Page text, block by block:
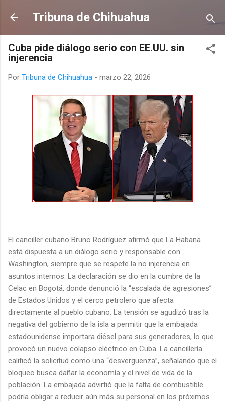
Ir al contenido principal
Tribuna de Chihuahua
Cuba pide diálogo serio con EE.UU. sin
injerencia
Por Tribuna de Chihuahua - marzo 22, 2026
El canciller cubano Bruno Rodríguez afirmó que La Habana
está dispuesta a un diálogo serio y responsable con
Washington, siempre que se respete la no injerencia en
asuntos internos. La declaración se dio en la cumbre de la
Celac en Bogotá, donde denunció la “escalada de agresiones”
de Estados Unidos y el cerco petrolero que afecta
directamente al pueblo cubano. La tensión se agudizó tras la
negativa del gobierno de la isla a permitir que la embajada
estadounidense importara diésel para sus generadores, lo que
provocó un nuevo colapso eléctrico en Cuba. La cancillería
calificó la solicitud como una “desvergüenza”, señalando que el
bloqueo busca dañar la economía y el nivel de vida de la
población. La embajada advirtió que la falta de combustible
podría obligar a reducir aún más su personal en los próximos